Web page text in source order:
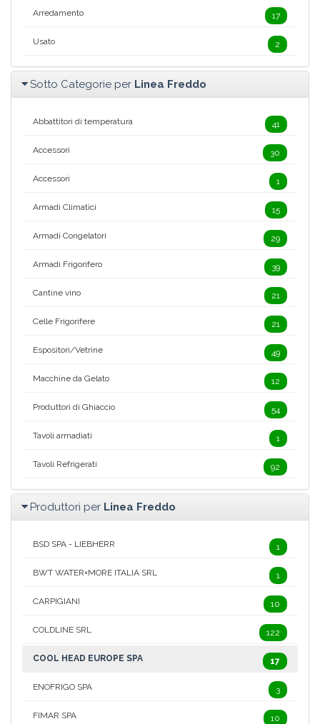
Arredamento 17
Usato 2
Sotto Categorie per Linea Freddo
Abbattitori di temperatura 41
Accessori 30
Accessori 1
Armadi Climatici 15
Armadi Congelatori 29
Armadi Frigorifero 39
Cantine vino 21
Celle Frigorifere 21
Espositori/Vetrine 49
Macchine da Gelato 12
Produttori di Ghiaccio 54
Tavoli armadiati 1
Tavoli Refrigerati 92
Produttori per Linea Freddo
BSD SPA - LIEBHERR 1
BWT WATER+MORE ITALIA SRL 1
CARPIGIANI 10
COLDLINE SRL 122
COOL HEAD EUROPE SPA 17
ENOFRIGO SPA 3
FIMAR SPA 10